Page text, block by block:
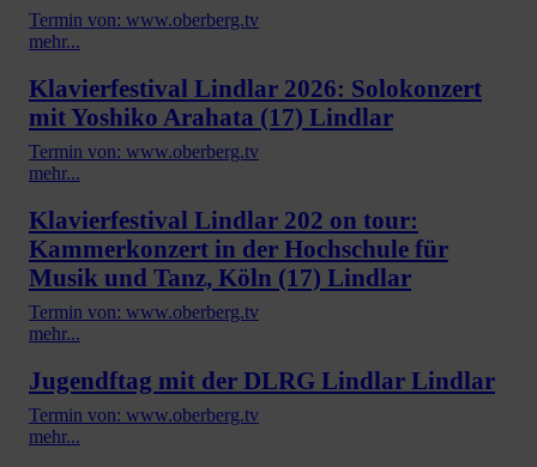
Termin von: www.oberberg.tv
mehr...
Klavierfestival Lindlar 2026: Solokonzert
mit Yoshiko Arahata (17) Lindlar
Termin von: www.oberberg.tv
mehr...
Klavierfestival Lindlar 202 on tour:
Kammerkonzert in der Hochschule für
Musik und Tanz, Köln (17) Lindlar
Termin von: www.oberberg.tv
mehr...
Jugendftag mit der DLRG Lindlar Lindlar
Termin von: www.oberberg.tv
mehr...